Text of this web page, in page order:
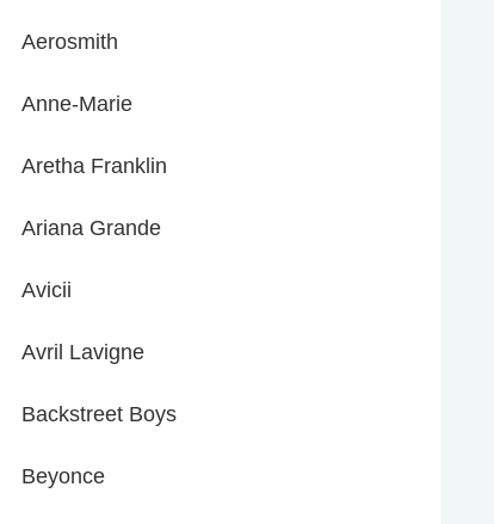
Aerosmith
Anne-Marie
Aretha Franklin
Ariana Grande
Avicii
Avril Lavigne
Backstreet Boys
Beyonce